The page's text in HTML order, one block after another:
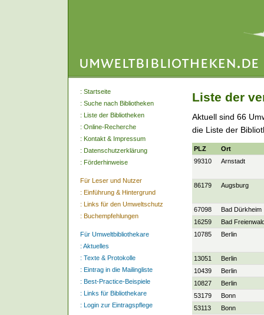
: Startseite
: Suche nach Bibliotheken
: Liste der Bibliotheken
: Online-Recherche
: Kontakt & Impressum
: Datenschutzerklärung
: Förderhinweise
Für Leser und Nutzer
: Einführung & Hintergrund
: Links für den Umweltschutz
: Buchempfehlungen
Für Umweltbibliothekare
: Aktuelles
: Texte & Protokolle
: Eintrag in die Mailingliste
: Best-Practice-Beispiele
: Links für Bibliothekare
: Login zur Eintragspflege
Liste der
Aktuell sind 66
die Liste der
PLZ
Ort
99310
Arnstadt
86179 Augsburg
67098
Bad Dürkheim
16259
Bad
10785
Berlin
13051
Berlin
10439
Berlin
10827
Berlin
53179
Bonn
53113
Bonn